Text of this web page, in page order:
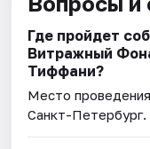
Где пройдет
Витражный
Тиффани?
Место
Санкт-Петербург.